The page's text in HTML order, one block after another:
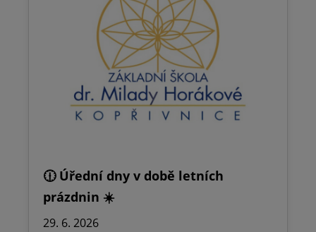
🕧 Úřední dny v době letních
prázdnin ☀️
29. 6. 2026